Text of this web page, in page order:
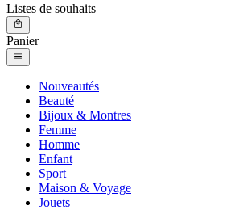
Listes de souhaits
Panier
Nouveautés
Beauté
Bijoux & Montres
Femme
Homme
Enfant
Sport
Maison & Voyage
Jouets